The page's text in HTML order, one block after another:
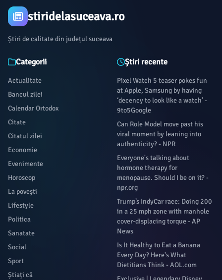
stiridelasuceava.ro
Știri de calitate din județul suceava
Categorii
Actualitate
Bancul zilei
Calendar Ortodox
Citate
Citatul zilei
Economie
Evenimente
Horoscop
La povești
Lifestyle
Politica
Sanatate
Social
Sport
Știați că
Știri recente
Pixel Watch 5 teaser pokes fun
at Apple, Samsung by having
‘decency to look like a watch’ -
9to5Google
Can Role Model move past his
viral moment by leaning into
authenticity? - NPR
Everyone's talking about
hormone therapy for
menopause. Should I be on it? -
npr.org
Trump’s IndyCar race: Doing 200
in a 25 mph zone with manhole
cover-displacing torque - AP
News
Is It Healthy to Eat a Banana
Every Day? Here's What
Dietitians Think - AOL.com